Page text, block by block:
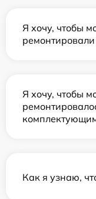
Я хочу, чтобы
Я хочу, чтобы
Как я узнаю,